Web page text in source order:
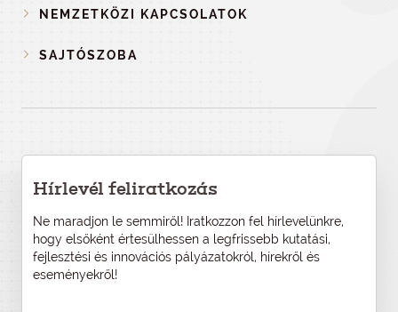
NEMZETKÖZI KAPCSOLATOK
SAJTÓSZOBA
Hírlevél feliratkozás
Ne maradjon le semmiről! Iratkozzon fel hírlevelünkre,
hogy elsőként értesülhessen a legfrissebb kutatási,
fejlesztési és innovációs pályázatokról, hírekről és
eseményekről!